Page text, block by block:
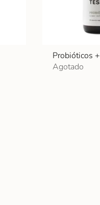
Probióticos +
Agotado